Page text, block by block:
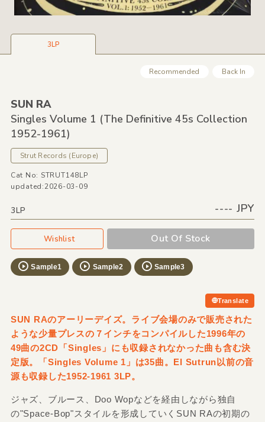
3LP
Recommended Back In
SUN RA
Singles Volume 1 (The Definitive 45s Collection
1952-1961)
Strut Records (Europe)
Cat No: STRUT148LP
updated:2026-03-09
3LP ---- JPY
Wishlist Out Of Stock
Sample1 Sample2 Sample3
Translate
SUN RAのアーリーデイズ。ライブ会場のみで販売された
ような少量プレスの７インチをコンパイルした1996年の
49曲の2CD「Singles」にも収録されなかった曲も含む決
定版。「Singles Volume 1」は35曲。El Sutrun以前の音
源も収録した1952-1961 3LP。
ジャズ、ブルース、Doo Wopなどを経由しながら独自
の"Space-Bop"スタイルを形成していくSUN RAの初期の